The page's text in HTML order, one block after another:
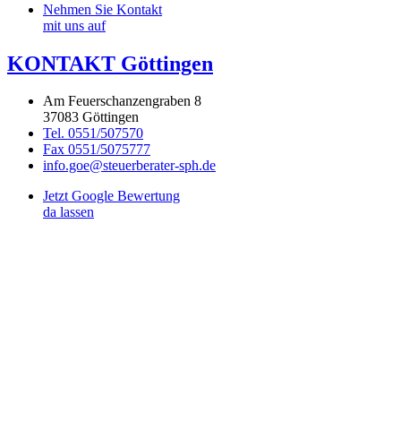
Nehmen Sie Kontakt
mit uns auf
KONTAKT Göttingen
Am Feuerschanzengraben 8
37083 Göttingen
Tel. 0551/507570
Fax 0551/5075777
info.goe@steuerberater-sph.de
Jetzt Google Bewertung
da lassen